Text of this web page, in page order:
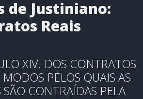
de Justiniano:
Reais
XIV. DOS CONTRATOS
PELOS QUAIS AS
CONTRAÍDAS PELA